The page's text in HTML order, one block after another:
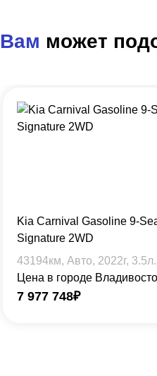
Вам может
Kia Carnival Gasoline 9-
Signature 2WD
43194км, Авто, 2022г, 3.5л.
Цена в городе
7 977 748₽